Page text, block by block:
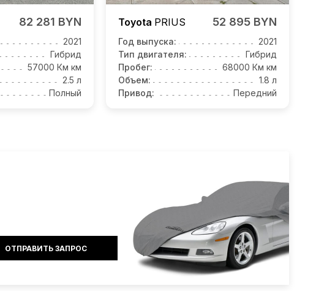
82 281 BYN
2021
Гибрид
57000 Км км
2.5 л
Полный
Toyota PRIUS 52 895 BYN
Год выпуска:
2021
Тип двигателя:
Гибрид
Пробег:
68000 Км км
Объем:
1.8 л
Привод:
Передний